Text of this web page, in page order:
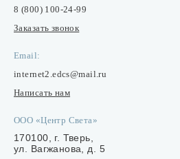
8 (800) 100-24-99
Заказать звонок
Email:
internet2.edcs@mail.ru
Написать нам
ООО «Центр Света»
170100, г. Тверь,
ул. Вагжанова, д. 5